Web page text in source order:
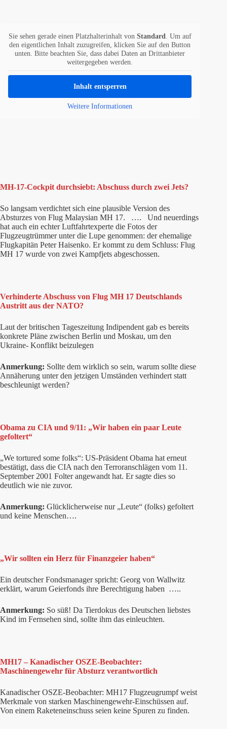
Sie sehen gerade einen Platzhalterinhalt von Standard
. Um auf
den eigentlichen Inhalt zuzugreifen, klicken Sie auf den Button
unten. Bitte beachten Sie, dass dabei Daten an Drittanbieter
weitergegeben werden.
Inhalt entsperren
Weitere Informationen
MH-17-Cockpit durchsiebt: Abschuss durch zwei Jets?
So langsam verdichtet sich eine plausible Version des
Absturzes von Flug Malaysian MH 17. …. Und neuerdings
hat auch ein echter Luftfahrtexperte die Fotos der
Flugzeugtrümmer unter die Lupe genommen: der ehemalige
Flugkapitän Peter Haisenko. Er kommt zu dem Schluss: Flug
MH 17 wurde von zwei Kampfjets abgeschossen.
Verhinderte Abschuss von Flug MH 17 Deutschlands
Austritt aus der NATO?
Laut der britischen Tageszeitung Indipendent gab es bereits
konkrete Pläne zwischen Berlin und Moskau, um den
Ukraine- Konflikt beizulegen
Anmerkung: Sollte dem wirklich so sein, warum sollte diese
Annäherung unter den jetzigen Umständen verhindert statt
beschleunigt werden?
Obama zu CIA und 9/11: „Wir haben ein paar Leute
gefoltert“
„We tortured some folks“: US-Präsident Obama hat erneut
bestätigt, dass die CIA nach den Terroranschlägen vom 11.
September 2001 Folter angewandt hat. Er sagte dies so
deutlich wie nie zuvor.
Anmerkung: Glücklicherweise nur „Leute“ (folks) gefoltert
und keine Menschen….
„Wir sollten ein Herz für Finanzgeier haben“
Ein deutscher Fondsmanager spricht: Georg von Wallwitz
erklärt, warum Geierfonds ihre Berechtigung haben …..
Anmerkung: So süß! Da Tierdokus des Deutschen liebstes
Kind im Fernsehen sind, sollte ihm das einleuchten.
MH17 – Kanadischer OSZE-Beobachter:
Maschinengewehr für Absturz verantwortlich
Kanadischer OSZE-Beobachter: MH17 Flugzeugrumpf weist
Merkmale von starken Maschinengewehr-Einschüssen auf.
Von einem Raketeneinschuss seien keine Spuren zu finden.